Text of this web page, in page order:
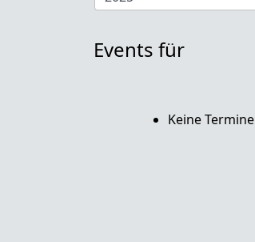
Events für
Keine Termine